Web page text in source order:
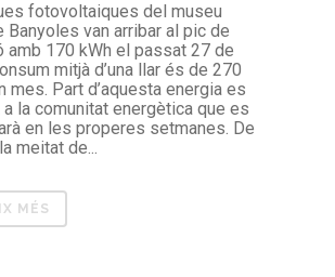
fotovoltaiques del museu
Banyoles van arribar al pic de
amb 170 kWh el passat 27 de
mitjà d’una llar és de 270
mes. Part d’aquesta energia es
la comunitat energètica que es
en les properes setmanes. De
meitat de...
MÉS